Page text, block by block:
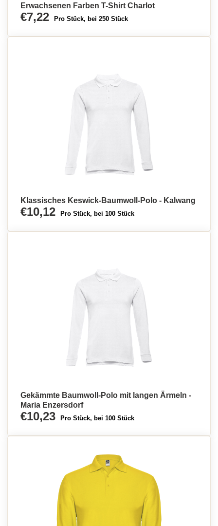
Erwachsenen Farben T-Shirt Charlot
€7,22 Pro Stück, bei 250 Stück
Klassisches Keswick-Baumwoll-Polo - Kalwang
€10,12 Pro Stück, bei 100 Stück
Gekämmte Baumwoll-Polo mit langen Ärmeln -
Maria Enzersdorf
€10,23 Pro Stück, bei 100 Stück